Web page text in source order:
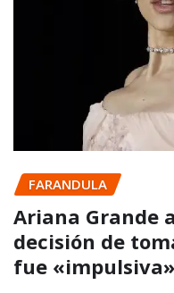
FARANDULA
Ariana Grande
decisión de
fue «impulsiva»